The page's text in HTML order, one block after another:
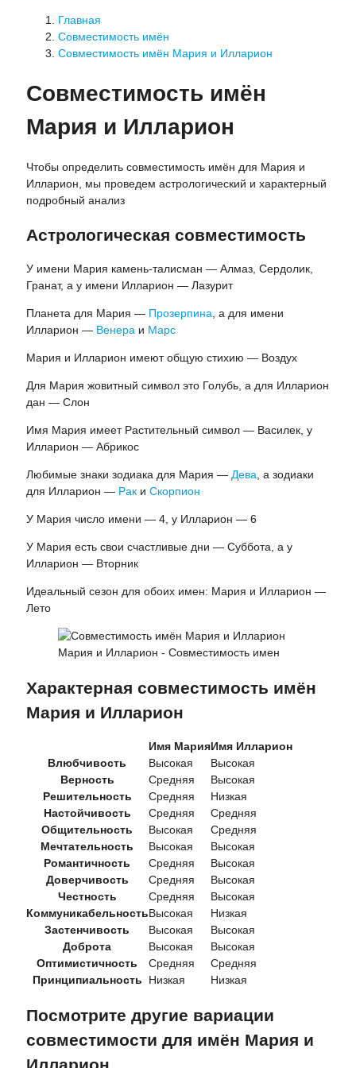
Главная
Совместимость имён
Совместимость имён Мария и Илларион
Совместимость имён
Мария и Илларион
Чтобы определить совместимость имён для Мария и
Илларион, мы проведем астрологический и характерный
подробный анализ
Астрологическая совместимость
У имени Мария камень-талисман — Алмаз, Сердолик,
Гранат, а у имени Илларион — Лазурит
Планета для Мария — Прозерпина, а для имени
Илларион — Венераи Марс
Мария и Илларион имеют общую стихию — Воздух
Для Мария жовитный символ это Голубь, а для Илларион
дан — Слон
Имя Мария имеет Растительный символ — Василек, у
Илларион — Абрикос
Любимые знаки зодиака для Мария — Дева, а зодиаки
для Илларион — Раки Скорпион
У Мария число имени — 4, у Илларион — 6
У Мария есть свои счастливые дни — Суббота, а у
Илларион — Вторник
Идеальный сезон для обоих имен: Мария и Илларион —
Лето
Мария и Илларион - Совместимость имен
Характерная совместимость имён
Мария и Илларион
Имя МарияИмя Илларион
Влюбчивость
Высокая
Высокая
Верность
Средняя
Высокая
Решительность
Средняя
Низкая
Настойчивость
Средняя
Средняя
Общительность
Высокая
Средняя
Мечтательность
Высокая
Высокая
Романтичность
Средняя
Высокая
Доверчивость
Средняя
Высокая
Честность
Средняя
Высокая
КоммуникабельностьВысокая
Низкая
Застенчивость
Высокая
Высокая
Доброта
Высокая
Высокая
Оптимистичность
Средняя
Средняя
Принципиальность
Низкая Низкая
Посмотрите другие вариации
совместимости для имён Мария и
Илларион